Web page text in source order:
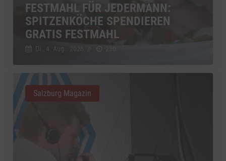
FESTMAHL FÜR JEDERMANN:
SPITZENKÖCHE SPENDIEREN
GRATIS FESTMAHL
Di., 4. Aug.. 2026
Salzburg Magazin